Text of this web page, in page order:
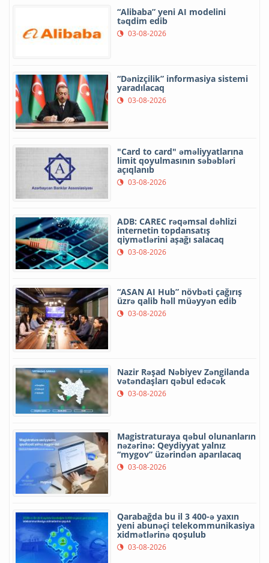
“Alibaba” yeni AI modelini
təqdim edib
03-08-2026
“Dənizçilik” informasiya sistemi
yaradılacaq
03-08-2026
"Card to card" əməliyyatlarına
limit qoyulmasının səbəbləri
açıqlanıb
03-08-2026
ADB: CAREC rəqəmsal dəhlizi
internetin topdansatış
qiymətlərini aşağı salacaq
03-08-2026
“ASAN AI Hub” növbəti çağırış
üzrə qalib həll müəyyən edib
03-08-2026
Nazir Rəşad Nəbiyev Zəngilanda
vətəndaşları qəbul edəcək
03-08-2026
Magistraturaya qəbul olunanların
nəzərinə: Qeydiyyat yalnız
“mygov” üzərindən aparılacaq
03-08-2026
Qarabağda bu il 3 400-ə yaxın
yeni abunəçi telekommunikasiya
xidmətlərinə qoşulub
03-08-2026